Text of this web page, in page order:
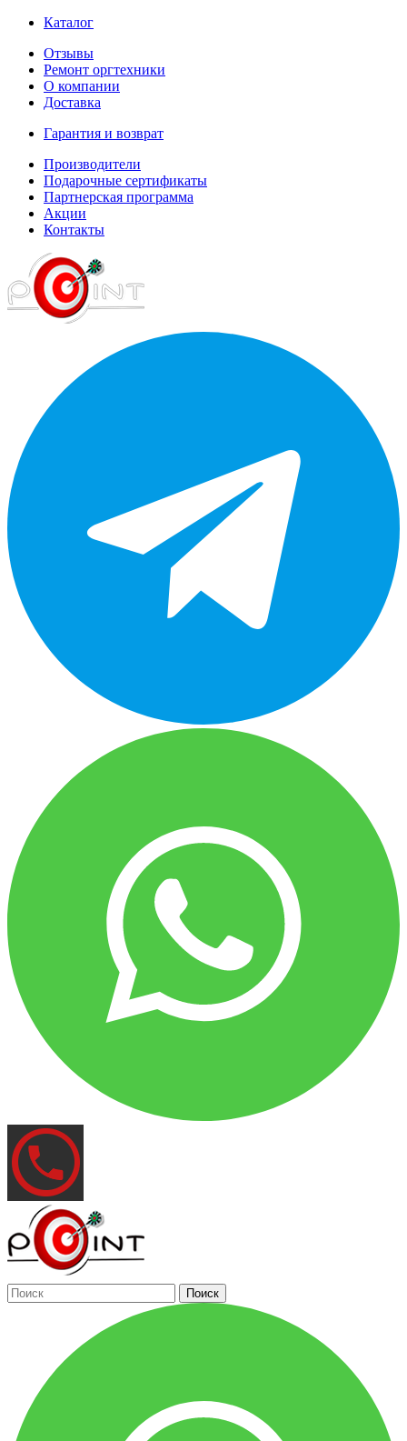
Каталог
Отзывы
Ремонт оргтехники
О компании
Доставка
Гарантия и возврат
Производители
Подарочные сертификаты
Партнерская программа
Акции
Контакты
Поиск